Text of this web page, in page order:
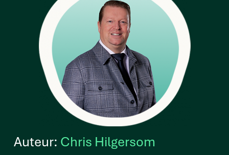
Auteur: Chris Hilgersom